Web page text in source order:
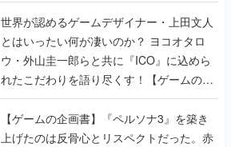
世界が認めるゲームデザイナー・上田文人
とはいったい何が凄いのか？ ヨコオタロ
ウ・外山圭一郎らと共に『ICO』に込めら
れたこだわりを語り尽くす！【ゲームの企
画書】
【ゲームの企画書】『ペルソナ3』を築き
上げたのは反骨心とリスペクトだった。赤